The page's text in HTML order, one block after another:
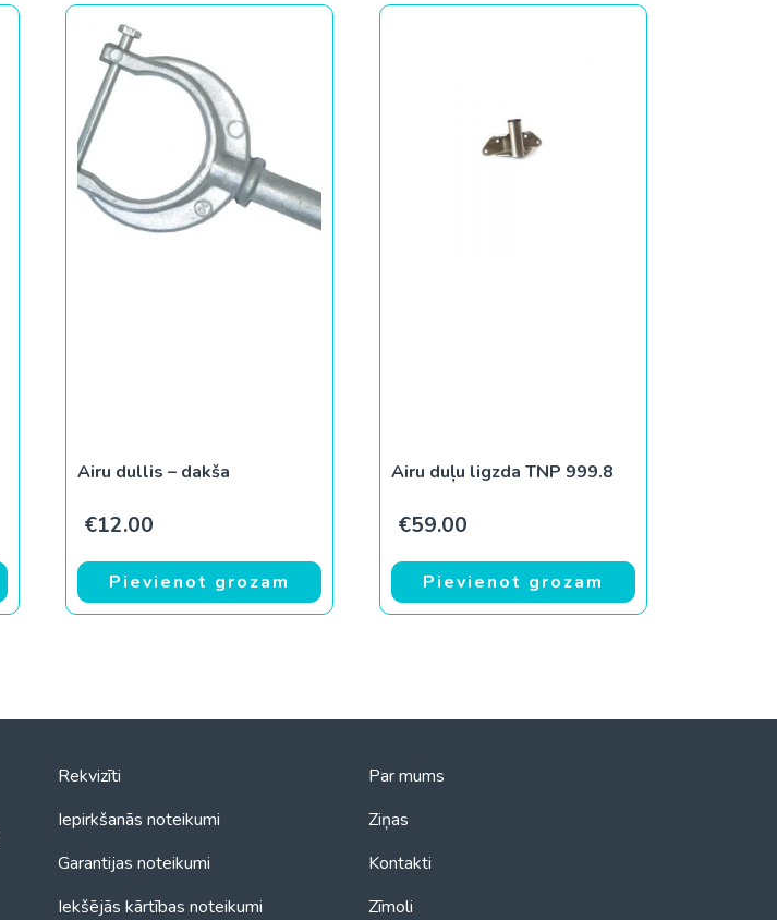
Airu dullis – dakša
€12.00
Pievienot grozam
Airu duļu ligzda TNP 999.8
€59.00
Pievienot grozam
Rekvizīti
Iepirkšanās noteikumi
Garantijas noteikumi
Iekšējās kārtības noteikumi
Par mums
Ziņas
Kontakti
Zīmoli